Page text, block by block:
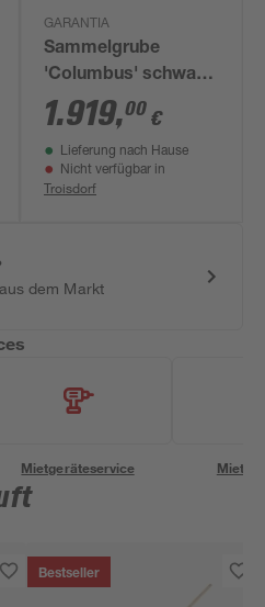
GARANTIA
Sammelgrube
'Columbus' schwarz
3700 l
1.919,00 €
Lieferung nach Hause
Nicht verfügbar in
Troisdorf
dem Markt
Mietgeräteservice
Bestseller